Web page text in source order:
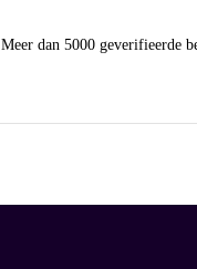
Meer dan 5000 geverifieerde